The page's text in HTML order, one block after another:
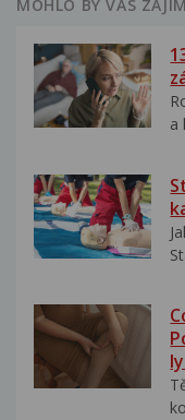
MOHLO BY VÁS
a